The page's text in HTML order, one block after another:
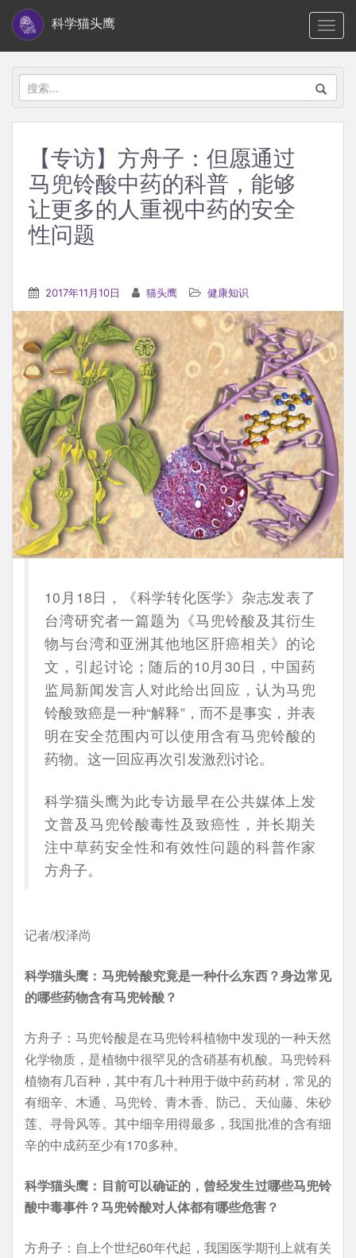
i
科学猫头鹰
搜
索：
【专访】方舟子：但愿通过
马兜铃酸中药的科普，能够
让更多的人重视中药的安全
性问题
2017年11月10日 猫头鹰 健康知识
10月18日，《科学转化医学》杂志发表了
台湾研究者一篇题为《马兜铃酸及其衍生
物与台湾和亚洲其他地区肝癌相关》的论
文，引起讨论；随后的10月30日，中国药
监局新闻发言人对此给出回应，认为马兜
铃酸致癌是一种“解释”，而不是事实，并表
明在安全范围内可以使用含有马兜铃酸的
药物。这一回应再次引发激烈讨论。
科学猫头鹰为此专访最早在公共媒体上发
文普及马兜铃酸毒性及致癌性，并长期关
注中草药安全性和有效性问题的科普作家
方舟子。
记者/权泽尚
科学猫头鹰：马兜铃酸究竟是一种什么东西？身边常见
的哪些药物含有马兜铃酸？
方舟子：马兜铃酸是在马兜铃科植物中发现的一种天然
化学物质，是植物中很罕见的含硝基有机酸。马兜铃科
植物有几百种，其中有几十种用于做中药药材，常见的
有细辛、木通、马兜铃、青木香、防己、天仙藤、朱砂
莲、寻骨风等。其中细辛用得最多，我国批准的含有细
辛的中成药至少有170多种。
科学猫头鹰：目前可以确证的，曾经发生过哪些马兜铃
酸中毒事件？马兜铃酸对人体都有哪些危害？
方舟子：自上个世纪60年代起，我国医学期刊上就有关